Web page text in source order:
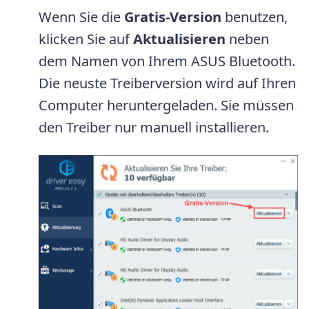
Wenn Sie die Gratis-Version benutzen,
klicken Sie aufAktualisieren neben
dem Namen von Ihrem ASUS Bluetooth.
Die neuste Treiberversion wird auf Ihren
Computer heruntergeladen. Sie müssen
den Treiber nur manuell installieren.